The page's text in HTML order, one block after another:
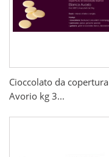
Cioccolato da copertura
Avorio kg 3...